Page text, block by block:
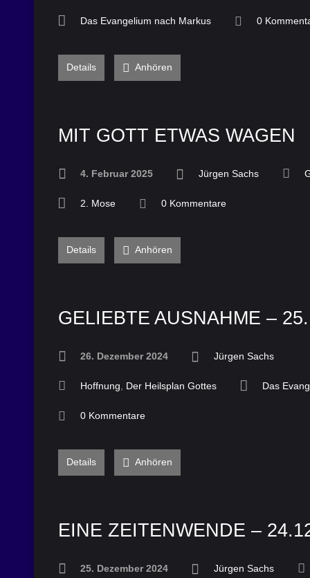
Das Evangelium nach Markus 0
Details Anhören
MIT GOTT ETWAS WAGEN
4. Februar 2025 Jürgen Sachs
2. Mose 0 Kommentare
Details Anhören
GELIEBTE AUSNAHME –
26. Dezember 2024 Jürgen Sachs
Hoffnung Der Heilsplan Gottes Das
0 Kommentare
Details Anhören
EINE ZEITENWENDE –
25. Dezember 2024 Jürgen Sachs